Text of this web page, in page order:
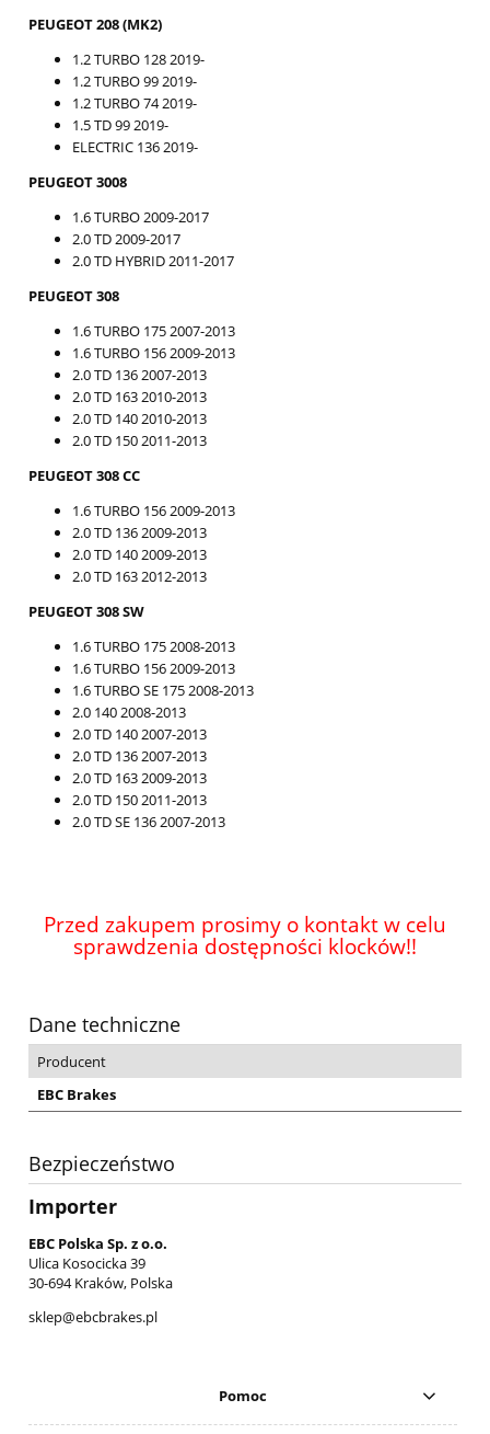
PEUGEOT 208 (MK2)
1.2 TURBO 128 2019-
1.2 TURBO 99 2019-
1.2 TURBO 74 2019-
1.5 TD 99 2019-
ELECTRIC 136 2019-
PEUGEOT 3008
1.6 TURBO 2009-2017
2.0 TD 2009-2017
2.0 TD HYBRID 2011-2017
PEUGEOT 308
1.6 TURBO 175 2007-2013
1.6 TURBO 156 2009-2013
2.0 TD 136 2007-2013
2.0 TD 163 2010-2013
2.0 TD 140 2010-2013
2.0 TD 150 2011-2013
PEUGEOT 308 CC
1.6 TURBO 156 2009-2013
2.0 TD 136 2009-2013
2.0 TD 140 2009-2013
2.0 TD 163 2012-2013
PEUGEOT 308 SW
1.6 TURBO 175 2008-2013
1.6 TURBO 156 2009-2013
1.6 TURBO SE 175 2008-2013
2.0 140 2008-2013
2.0 TD 140 2007-2013
2.0 TD 136 2007-2013
2.0 TD 163 2009-2013
2.0 TD 150 2011-2013
2.0 TD SE 136 2007-2013
Przed zakupem prosimy o kontakt w celu
sprawdzenia dostępności klocków!!
Dane techniczne
Producent
EBC Brakes
Bezpieczeństwo
Importer
EBC Polska Sp. z o.o.
Ulica Kosocicka 39
30-694 Kraków, Polska
sklep@ebcbrakes.pl
Pomoc